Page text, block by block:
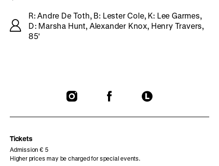
R: Andre De Toth, B: Lester Cole, K: Lee Garmes,
D: Marsha Hunt, Alexander Knox, Henry Travers,
85'
To
To
To
Tickets
Admission € 5
Higher prices may be charged for special events.